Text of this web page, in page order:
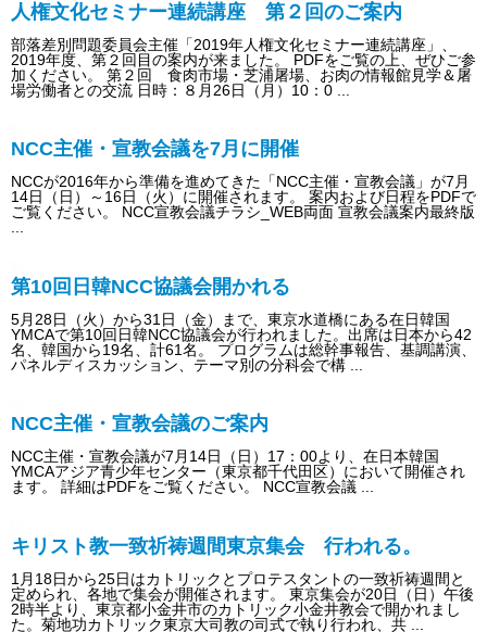
人権文化セミナー連続講座 第２回のご案内
部落差別問題委員会主催「2019年人権文化セミナー連続講座」、
2019年度、第２回目の案内が来ました。 PDFをご覧の上、ぜひご参
加ください。 第２回 食肉市場・芝浦屠場、お肉の情報館見学＆屠
場労働者との交流 日時：８月26日（月）10：0 ...
NCC主催・宣教会議を7月に開催
NCCが2016年から準備を進めてきた「NCC主催・宣教会議」が7月
14日（日）～16日（火）に開催されます。 案内および日程をPDFで
ご覧ください。 NCC宣教会議チラシ_WEB両面 宣教会議案内最終版
第10回日韓NCC協議会開かれる
5月28日（火）から31日（金）まで、東京水道橋にある在日韓国
YMCAで第10回日韓NCC協議会が行われました。出席は日本から42
名、韓国から19名、計61名。 プログラムは総幹事報告、基調講演、
パネルディスカッション、テーマ別の分科会で構 ...
NCC主催・宣教会議のご案内
NCC主催・宣教会議が7月14日（日）17：00より、在日本韓国
YMCAアジア青少年センター（東京都千代田区）において開催され
ます。 詳細はPDFをご覧ください。 NCC宣教会議 ...
キリスト教一致祈祷週間東京集会 行われる。
1月18日から25日はカトリックとプロテスタントの一致祈祷週間と
定められ、各地で集会が開催されます。 東京集会が20日（日）午後
2時半より、東京都小金井市のカトリック小金井教会で開かれまし
た。菊地功カトリック東京大司教の司式で執り行われ、共 ...